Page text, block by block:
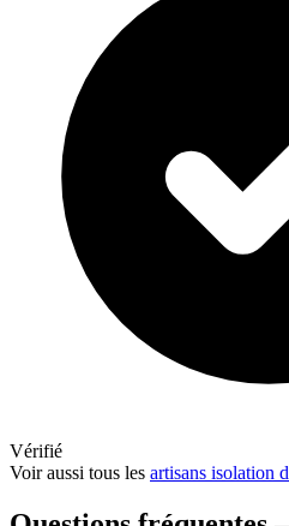
Vérifié
Voir aussi tous les artisans isolation